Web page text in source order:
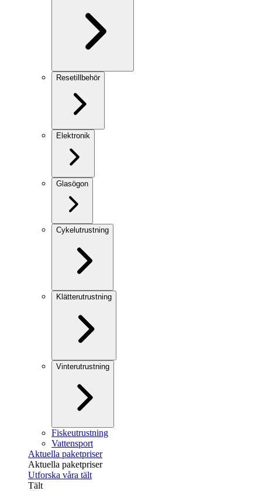
Resetillbehör
Elektronik
Glasögon
Cykelutrustning
Klätterutrustning
Vinterutrustning
Fiskeutrustning
Vattensport
Aktuella paketpriser
Aktuella paketpriser
Utforska våra tält
Tält